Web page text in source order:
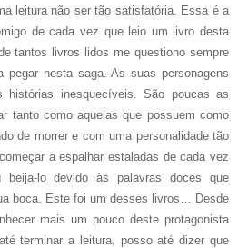
leitura não ser tão satisfatória. Essa é a
de cada vez que leio um livro desta
tantos livros lidos me questiono sempre
pegar nesta saga. As suas personagens
inesquecíveis. São poucas as
tanto como aquelas que possuem como
de morrer e com uma personalidade tão
a espalhar estaladas de cada vez
lo devido às palavras doces que
boca. Este foi um desses livros…
Desde
mais um pouco deste protagonista
terminar a leitura, posso até dizer que